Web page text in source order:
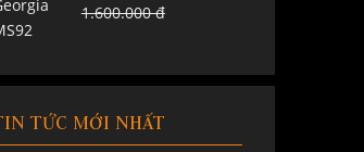
1.600.000 đ
TỨC MỚI NHẤT